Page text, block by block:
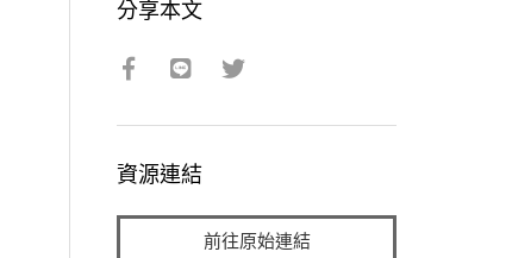
分享本文
資源連結
前往原始連結